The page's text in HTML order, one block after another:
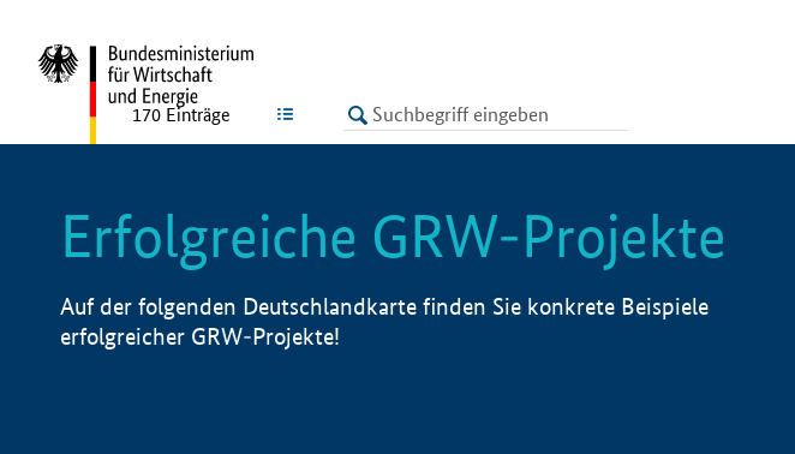
LISTE
170 Einträge
Erfolgreiche GRW-Projekte
Auf der folgenden Deutschlandkarte finden Sie konkrete Beispiele
erfolgreicher GRW-Projekte!